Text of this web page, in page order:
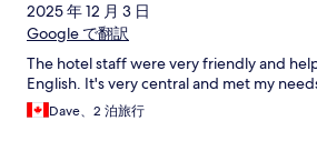
2025 年 12 月 3 日
Google で翻訳
The hotel staff were very friendly and
English. It's very central and met my
Dave、2 泊旅行